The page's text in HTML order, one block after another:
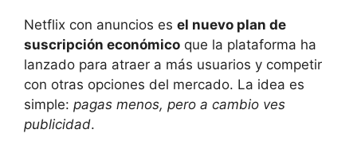
Netflix con anuncios es el⁢ nuevo plan de
suscripción económico que la plataforma​ ha⁢
lanzado para atraer⁢ a más usuarios y competir
con otras opciones del⁢ mercado. La idea es
simple: pagas menos, pero⁣ a cambio ves
publicidad. ⁣